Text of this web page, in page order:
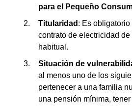
para el Pequeño
Titularidad : Es obligatorio
contrato de electricidad
habitual.
Situación de
al menos uno de los
pertenecer a una familia
una pensión mínima,